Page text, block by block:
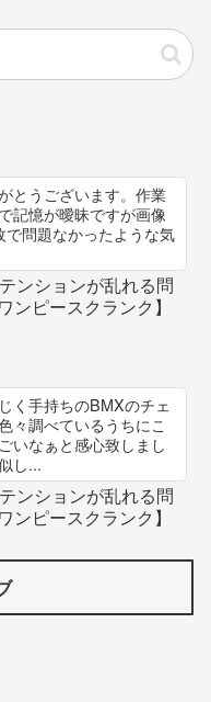
とうございます。作業
記憶が曖昧ですが画像
問題なかったような気
ンションが乱れる問
ピースクランク】
く手持ちのBMXのチェ
々調べているうちにこ
いなぁと感心致しまし
し...
ンションが乱れる問
ピースクランク】